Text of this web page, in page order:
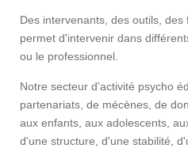
Des intervenants, des outils,
permet d'intervenir dans
ou le professionnel.
Notre secteur d'activité psycho
partenariats, de mécènes, de
aux enfants, aux adolescents,
d'une structure, d'une stabilité,